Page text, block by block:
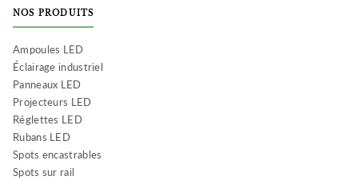
NOS PRODUITS
Ampoules LED
Éclairage industriel
Panneaux LED
Projecteurs LED
Réglettes LED
Rubans LED
Spots encastrables
Spots sur rail